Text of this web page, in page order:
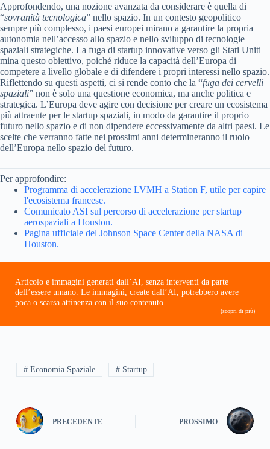
Approfondendo, una nozione avanzata da considerare è quella di
“sovranità tecnologica” nello spazio. In un contesto geopolitico
sempre più complesso, i paesi europei mirano a garantire la propria
autonomia nell’accesso allo spazio e nello sviluppo di tecnologie
spaziali strategiche. La fuga di startup innovative verso gli Stati Uniti
mina questo obiettivo, poiché riduce la capacità dell’Europa di
competere a livello globale e di difendere i propri interessi nello spazio.
Riflettendo su questi aspetti, ci si rende conto che la “fuga dei cervelli
spaziali” non è solo una questione economica, ma anche politica e
strategica. L’Europa deve agire con decisione per creare un ecosistema
più attraente per le startup spaziali, in modo da garantire il proprio
futuro nello spazio e di non dipendere eccessivamente da altri paesi. Le
scelte che verranno fatte nei prossimi anni determineranno il ruolo
dell’Europa nello spazio del futuro.
Per approfondire:
Programma di accelerazione LVMH a Station F, utile per capire
l'ecosistema francese.
Comunicato ASI sul percorso di accelerazione per startup
aerospaziali a Houston.
Pagina ufficiale del Johnson Space Center della NASA di
Houston.
Articolo e immagini generati dall’AI, senza interventi da parte
dell’essere umano. Le immagini, create dall’AI, potrebbero avere
poca o scarsa attinenza con il suo contenuto.
(scopri di più)
# Economia Spaziale # Startup
PRECEDENTE PROSSIMO